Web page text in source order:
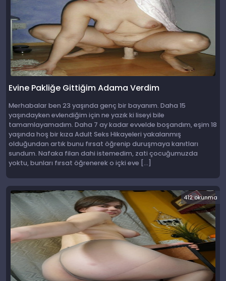
Evine Pakliğe Gittiğim Adama Verdim
Merhabalar ben 23 yaşında genç bir bayanım. Daha 15
yaşındayken evlendiğim için ne yazık ki liseyi bile
tamamlayamadım. Daha 7 ay kadar evvelde boşandım, eşim 18
yaşında hoş bir kıza Adult Seks Hikayeleri yakalanmış
olduğundan artık bunu fırsat öğrenip duruşmaya kanıtları
sundum. Nafaka filan dahi istemedim, zati çocuğumuzda
yoktu, bunları fırsat öğrenerek o içki eve […]
412 okunma